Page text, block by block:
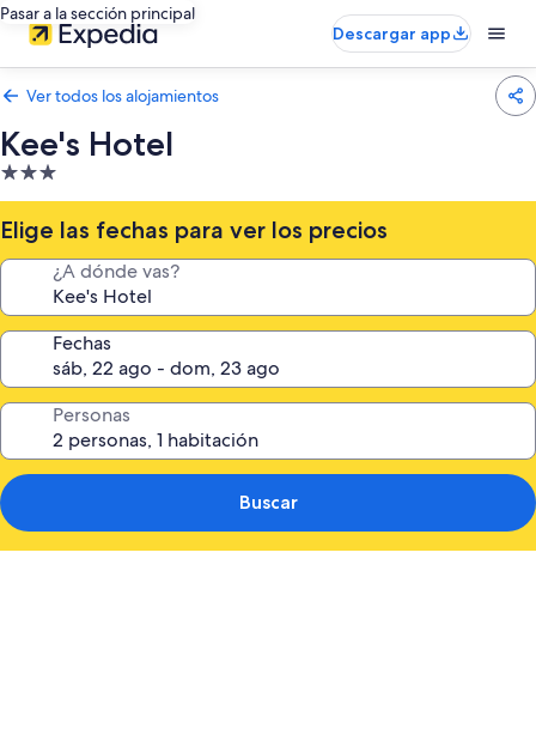
Pasar a la sección principal
Descargar app
Ver todos los alojamientos
Kee's Hotel
Alojamiento
de
3.0 estrellas
Elige las fechas para ver los precios
¿A dónde vas?
Fechas
Personas
Buscar